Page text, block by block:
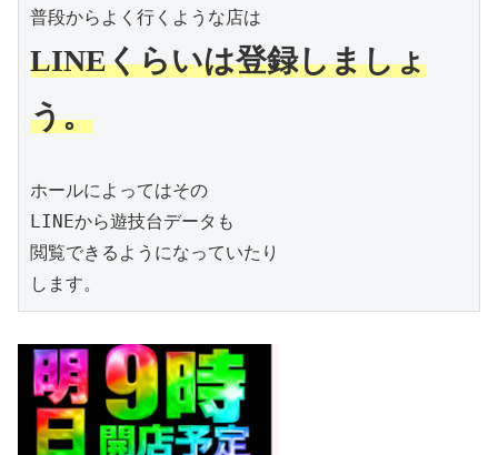
LINEくらいは登録しましょ
う。
ホールによってはその
LINEから遊技台データも
閲覧できるようになっていたり
します。